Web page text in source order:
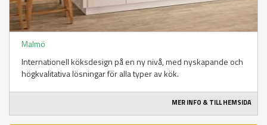
Malmö
Internationell köksdesign på en ny nivå, med nyskapande och
högkvalitativa lösningar för alla typer av kök.
MER INFO & TILL HEMSIDA